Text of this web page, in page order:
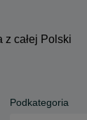
z całej Polski
Podkategoria